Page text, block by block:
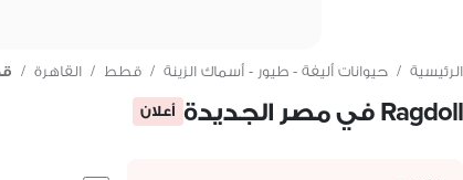
الرئيسية / حيوانات أليفة - طيور - أسماك الزينة / قطط / القاهرة /
Ragdoll في مصر الجديدة أعلان